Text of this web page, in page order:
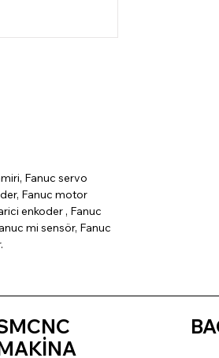
Fanuc servo
Fanuc motor
enkoder , Fanuc
mi sensör, Fanuc